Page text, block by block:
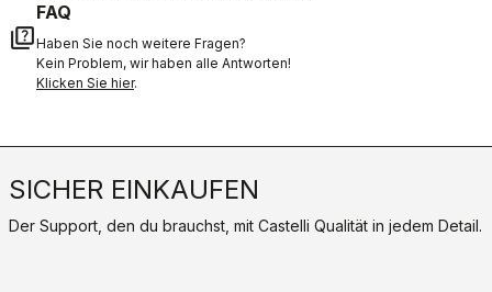
quiz
FAQ
Haben Sie noch weitere Fragen?
Kein Problem, wir haben alle Antworten!
Klicken Sie hier.
SICHER EINKAUFEN
Der Support, den du brauchst, mit Castelli Qualität in jedem Detail.